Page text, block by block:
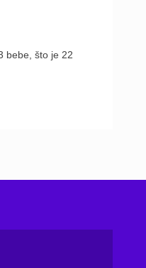
bebe, što je 22